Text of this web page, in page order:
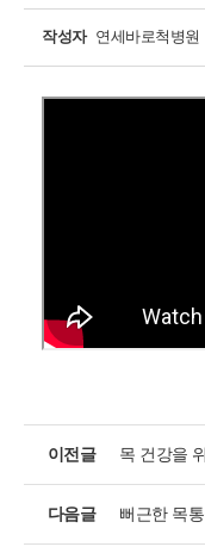
작성자 연세바로척병원
이전글 목 건강을
다음글 뻐근한 목
행령 등 관련 법이 정하
은 제공하신 개인정보가
■ 수집하는 개인정보 항